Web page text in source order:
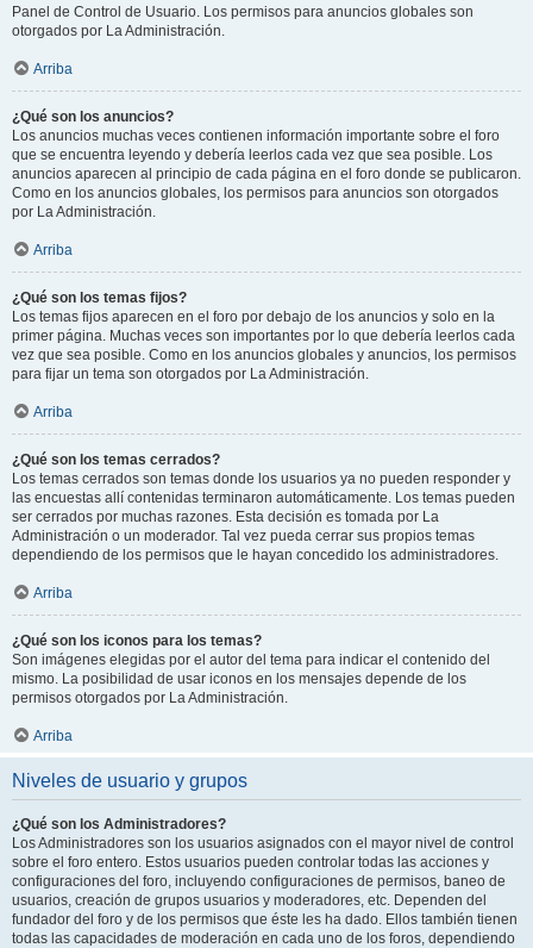
Panel de Control de Usuario. Los permisos para anuncios globales son
otorgados por La Administración.
Arriba
¿Qué son los anuncios?
Los anuncios muchas veces contienen información importante sobre el foro
que se encuentra leyendo y debería leerlos cada vez que sea posible. Los
anuncios aparecen al principio de cada página en el foro donde se publicaron.
Como en los anuncios globales, los permisos para anuncios son otorgados
por La Administración.
Arriba
¿Qué son los temas fijos?
Los temas fijos aparecen en el foro por debajo de los anuncios y solo en la
primer página. Muchas veces son importantes por lo que debería leerlos cada
vez que sea posible. Como en los anuncios globales y anuncios, los permisos
para fijar un tema son otorgados por La Administración.
Arriba
¿Qué son los temas cerrados?
Los temas cerrados son temas donde los usuarios ya no pueden responder y
las encuestas allí contenidas terminaron automáticamente. Los temas pueden
ser cerrados por muchas razones. Esta decisión es tomada por La
Administración o un moderador. Tal vez pueda cerrar sus propios temas
dependiendo de los permisos que le hayan concedido los administradores.
Arriba
¿Qué son los iconos para los temas?
Son imágenes elegidas por el autor del tema para indicar el contenido del
mismo. La posibilidad de usar iconos en los mensajes depende de los
permisos otorgados por La Administración.
Arriba
Niveles de usuario y grupos
¿Qué son los Administradores?
Los Administradores son los usuarios asignados con el mayor nivel de control
sobre el foro entero. Estos usuarios pueden controlar todas las acciones y
configuraciones del foro, incluyendo configuraciones de permisos, baneo de
usuarios, creación de grupos usuarios y moderadores, etc. Dependen del
fundador del foro y de los permisos que éste les ha dado. Ellos también tienen
todas las capacidades de moderación en cada uno de los foros, dependiendo